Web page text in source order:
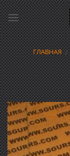
Skip
to
content
ГЛАВНАЯ /